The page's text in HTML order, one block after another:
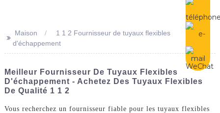
>> Maison
1 1 2 Fournisseur de tuyaux flexibles
d'échappement
Meilleur Fournisseur De Tuyaux Flexibles
D'échappement - Achetez Des Tuyaux Flexibles
De Qualité 1 1 2
Vous recherchez un fournisseur fiable pour les tuyaux flexibles